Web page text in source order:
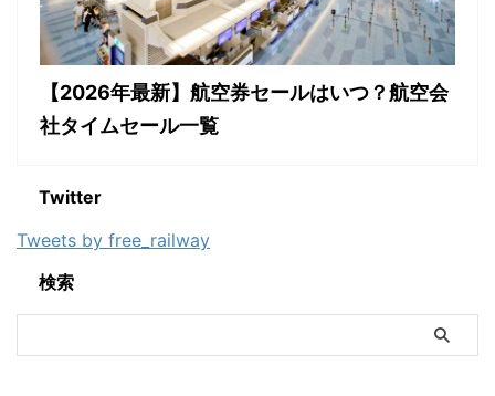
【2026年最新】航空券セールはいつ？航空会
社タイムセール一覧
Twitter
Tweets by free_railway
検索